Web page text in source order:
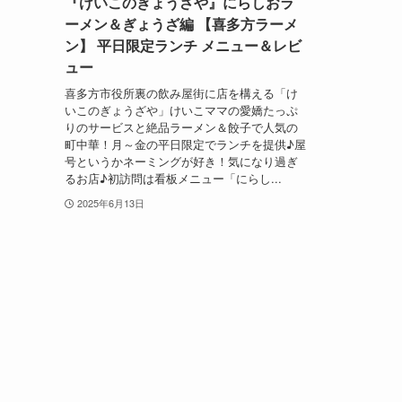
ーメン＆ぎょうざ編 【喜多方ラーメ
ン】 平日限定ランチ メニュー＆レビ
ュー
喜多方市役所裏の飲み屋街に店を構える「け
いこのぎょうざや」けいこママの愛嬌たっぷ
りのサービスと絶品ラーメン＆餃子で人気の
町中華！月～金の平日限定でランチを提供♪屋
号というかネーミングが好き！気になり過ぎ
るお店♪初訪問は看板メニュー「にらし...
2025年6月13日